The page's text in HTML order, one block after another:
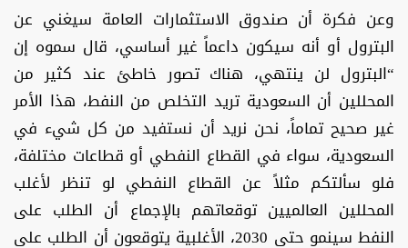
وعن فكرة أن صندوق الاستثمارات العامة سيغني عن
البترول أو أنه سيكون داعماً غير أساسي، قال سموه إن
“البترول لن ينتهي، هناك تصور خاطئ عند كثير من
المحللين أن السعودية تريد التخلص من النفط، هذا الأمر
غير صحيح تماماً، نحن نريد أن نستفيد من كل شيء في
السعودية، سواء في القطاع النفطي أو قطاعات مختلفة،
فلو سألتكم مثلاً عن القطاع النفطي لو تنظر لأغلب
المحللين العالميين توقعاتهم بالإجماع أن الطلب على
النفط سينمو حتى 2030، الأغلبية يتوقعون أن الطلب على